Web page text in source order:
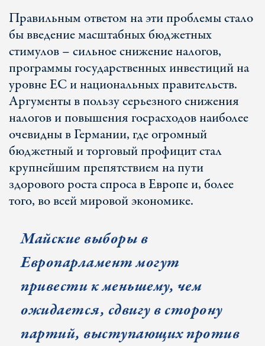
Правильным ответом на эти проблемы стало
бы введение масштабных бюджетных
стимулов – сильное снижение налогов,
программы государственных инвестиций на
уровне ЕС и национальных правительств.
Аргументы в пользу серьезного снижения
налогов и повышения госрасходов наиболее
очевидны в Германии, где огромный
бюджетный и торговый профицит стал
крупнейшим препятствием на пути
здорового роста спроса в Европе и, более
того, во всей мировой экономике.
Майские выборы в
Европарламент могут
привести к меньшему, чем
ожидается, сдвигу в сторону
партий, выступающих против